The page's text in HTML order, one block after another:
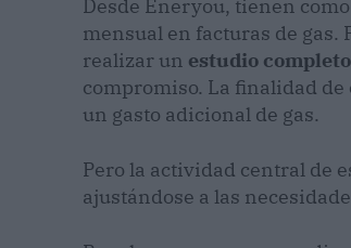
Desde Eneryou, tienen
mensual en facturas de gas.
realizar un estudio
compromiso. La finalidad
un gasto adicional de gas.
Pero la actividad central de
ajustándose a las